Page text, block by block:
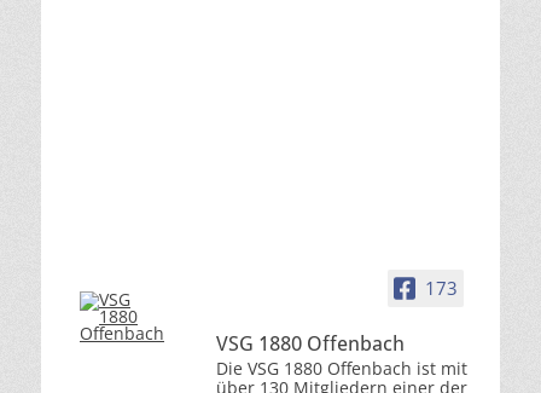
173
VSG 1880 Offenbach
Die VSG 1880 Offenbach ist mit
über 130 Mitgliedern einer der